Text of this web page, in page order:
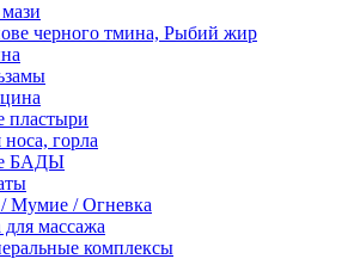
черного тмина, Рыбий жир
пластыри
горла
БАДЫ
Мумие / Огневка
массажа
комплексы